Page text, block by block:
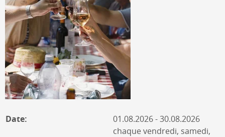
Date:
01.08.2026 - 30.08.2026
chaque vendredi, samedi,